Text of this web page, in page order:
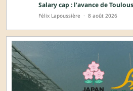
Salary cap : l’avance de
Félix Lapoussière · 8 août 2026